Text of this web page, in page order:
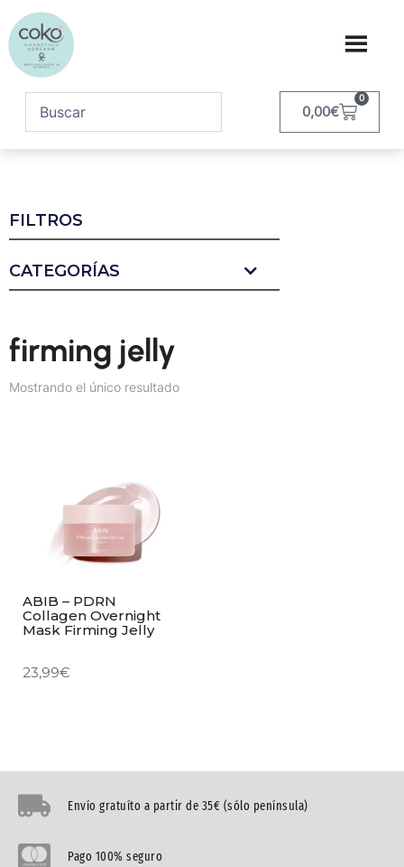
0,00€
0
FILTROS
CATEGORÍAS
firming jelly
Mostrando el único resultado
ABIB – PDRN
Collagen Overnight
Mask Firming Jelly
23,99€
Envío gratuíto a partir de 35€ (sólo península)
Pago 100% seguro